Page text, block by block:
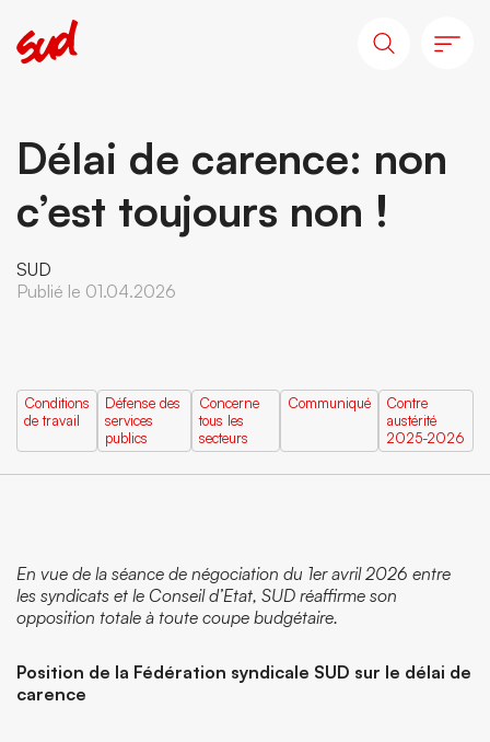
Délai de carence: non
c’est toujours non !
SUD
Publié le 01.04.2026
Conditions
de travail
Défense des
services
publics
Concerne
tous les
secteurs
Communiqué
Contre
austérité
2025-2026
En vue de la séance de négociation du 1er avril 2026 entre
les syndicats et le Conseil d’Etat, SUD réaffirme son
opposition totale à toute coupe budgétaire.
Position de la Fédération syndicale SUD sur le délai de
carence